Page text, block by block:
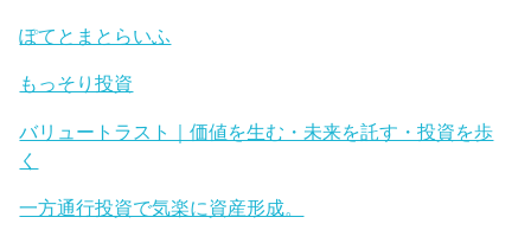
ぽてとまとらいふ
もっそり投資
バリュートラスト｜価値を生む・未来を託す・投資を歩
く
一方通行投資で気楽に資産形成。